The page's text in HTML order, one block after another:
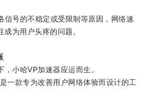
号的不稳定或受限制等原因，网络速
成为用户头疼的问题。
小哈VP加速器应运而生。
款专为改善用户网络体验而设计的工